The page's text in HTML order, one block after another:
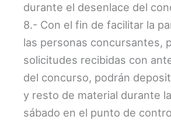
durante el desenlace del
8.- Con el fin de facilitar la
las personas concursantes,
solicitudes recibidas con
del concurso, podrán
y resto de material durante
sábado en el punto de